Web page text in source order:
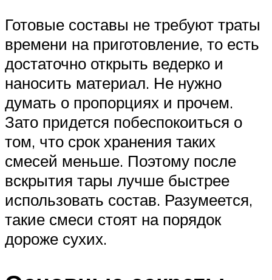
Готовые составы не требуют траты
времени на приготовление, то есть
достаточно открыть ведерко и
наносить материал. Не нужно
думать о пропорциях и прочем.
Зато придется побеспокоиться о
том, что срок хранения таких
смесей меньше. Поэтому после
вскрытия тары лучше быстрее
использовать состав. Разумеется,
такие смеси стоят на порядок
дороже сухих.